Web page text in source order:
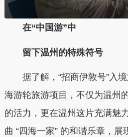
在“中国游”中
留下温州的特殊符号
据了解，“招商伊敦号”入境
海游轮旅游项目，不仅为温州
的活力，更在温州这片充满魅
曲 “四海一家” 的和谐乐章，